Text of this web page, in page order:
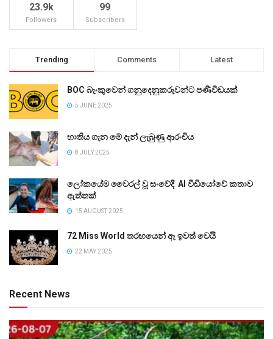
23.9k
Followers
99
Subscribers
Trending Comments Latest
BOC බැංකුවෙන් ගනුදෙනුකරුවන්ට පණිවිඩයක්
5 JUNE 2025
භාතිය ගැන මේ දැන් ලැබුණු ආරංචිය
8 JULY 2025
ලෝකයේම වෛරල් වූ සංවේදී AI වීඩියෝවේ කතාව
ඇත්තක්
15 AUGUST 2025
72 Miss World තරඟයෙන් ඈ ඉවත් වෙයි
22 MAY 2025
Recent News